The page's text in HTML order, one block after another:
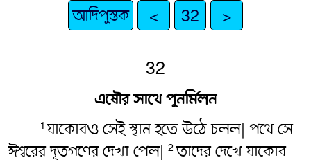
আদিপুস্তক < 32 >
32
এষৌর সাথে পুনর্মিলন
1যাকোবও সেই স্থান হতে উঠে চলল| পথে সে
ঈশ্বরের দূতগণের দেখা পেল| 2তাদের দেখে যাকোব